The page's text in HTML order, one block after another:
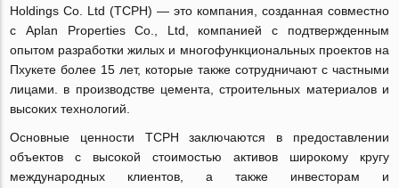
Holdings Co. Ltd (TCPH) — это компания, созданная совместно
с Aplan Properties Co., Ltd, компанией с подтвержденным
опытом разработки жилых и многофункциональных проектов на
Пхукете более 15 лет, которые также сотрудничают с частными
лицами. в производстве цемента, строительных материалов и
высоких технологий.
Основные ценности TCPH заключаются в предоставлении
объектов с высокой стоимостью активов широкому кругу
международных клиентов, а также инвесторам и